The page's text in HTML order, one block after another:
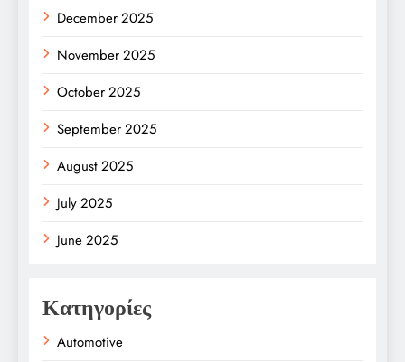
December 2025
November 2025
October 2025
September 2025
August 2025
July 2025
June 2025
Κατηγορίες
Automotive